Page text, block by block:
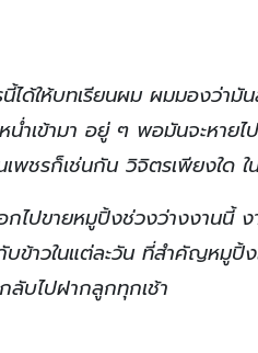
ด้ให้บทเรียนผม ผมมองว่ามั
น่ำเข้ามา อยู่ ๆ พอมันจะหา
พชรก็เช่นกัน วิจิตรเพียงใด
ปขายหมูปิ้งช่วงว่างงานนี้ ง
ข้าวในแต่ละวัน ที่สำคัญหมูปิ้ง
ลับไปฝากลูกทุกเช้า